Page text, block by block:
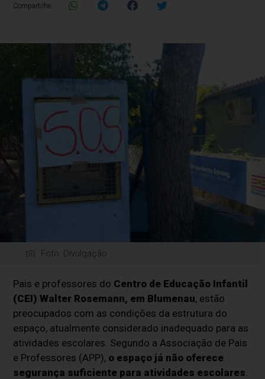
Compartilhe:
Foto: Divulgação
Pais e professores do Centro de Educação Infantil
(CEI) Walter Rosemann, em Blumenau, estão
preocupados com as condições da estrutura do
espaço, atualmente considerado inadequado para as
atividades escolares. Segundo a Associação de Pais
e Professores (APP), o espaço já não oferece
segurança suficiente para atividades escolares